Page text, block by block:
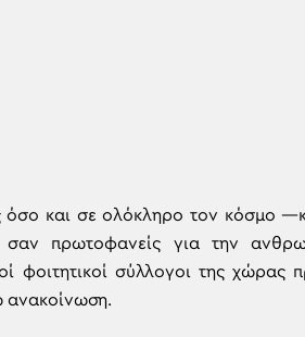
και σε ολόκληρο τον κόσμο
πρωτοφανείς για την
φοιτητικοί σύλλογοι της χώρας
ανακοίνωση.